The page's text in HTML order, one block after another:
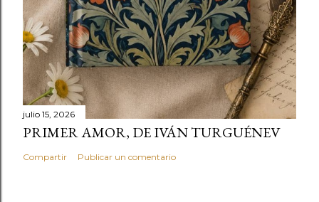
julio 15, 2026
PRIMER AMOR, DE IVÁN TURGUÉNEV
Compartir Publicar un comentario